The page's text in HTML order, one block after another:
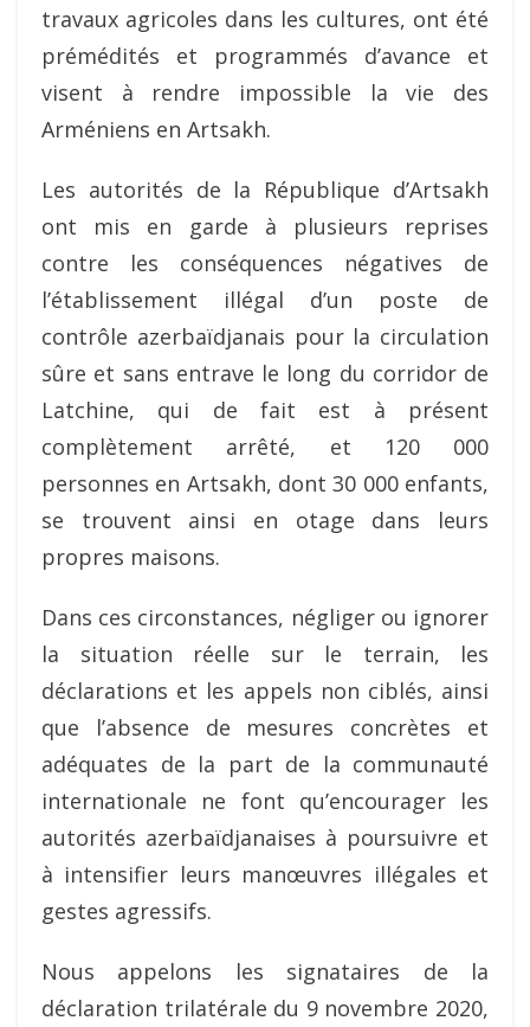
travaux agricoles dans les cultures, ont été
prémédités et programmés d’avance et
visent à rendre impossible la vie des
Arméniens en Artsakh.
Les autorités de la République d’Artsakh
ont mis en garde à plusieurs reprises
contre les conséquences négatives de
l’établissement illégal d’un poste de
contrôle azerbaïdjanais pour la circulation
sûre et sans entrave le long du corridor de
Latchine, qui de fait est à présent
complètement arrêté, et 120 000
personnes en Artsakh, dont 30 000 enfants,
se trouvent ainsi en otage dans leurs
propres maisons.
Dans ces circonstances, négliger ou ignorer
la situation réelle sur le terrain, les
déclarations et les appels non ciblés, ainsi
que l’absence de mesures concrètes et
adéquates de la part de la communauté
internationale ne font qu’encourager les
autorités azerbaïdjanaises à poursuivre et
à intensifier leurs manœuvres illégales et
gestes agressifs.
Nous appelons les signataires de la
déclaration trilatérale du 9 novembre 2020,